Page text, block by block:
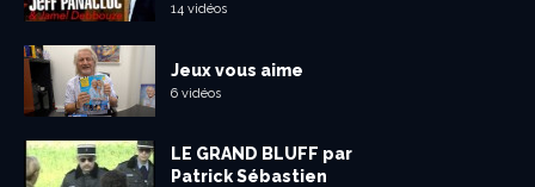
14 vidéos
Jeux vous aime
6 vidéos
LE GRAND BLUFF par
Patrick Sébastien